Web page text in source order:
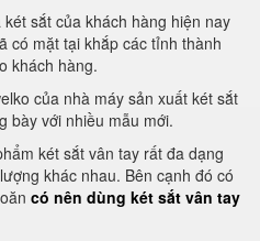
sắt của khách hàng hiện nay
có mặt tại khắp các tỉnh thành
khách hàng.
của nhà máy sản xuất két sắt
bày với nhiều mẫu mới.
két sắt vân tay rất đa dạng
khác nhau. Bên cạnh đó có
có nên dùng két sắt vân tay